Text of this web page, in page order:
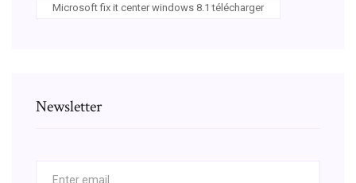
Microsoft fix it center windows 8.1 télécharger
Newsletter